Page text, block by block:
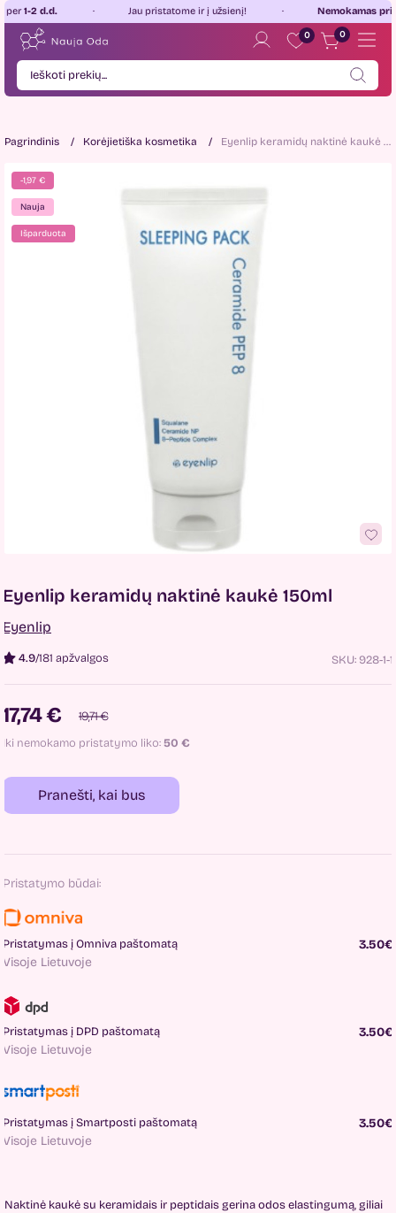
2 d.d. Jau pristatome ir į užsienį! Nemokamas
0 0
Pagrindinis Korėjietiška kosmetika Eyenlip keramidų naktinė kaukė 150ml
-1,97 €
Nauja
Išparduota
Eyenlip keramidų naktinė kaukė 150ml
Eyenlip
4.9/181 apžvalgos SKU: 928-1-1
17,74 € 19,71 €
Iki nemokamo pristatymo liko:50 €
Pranešti, kai bus
Pristatymo būdai:
Pristatymas į Omniva paštomatą
Visoje Lietuvoje
3.50€
Pristatymas į DPD paštomatą
Visoje Lietuvoje
3.50€
Pristatymas į Smartposti paštomatą
Visoje Lietuvoje
3.50€
Naktinė kaukė su keramidais ir peptidais gerina odos elastingumą, giliai